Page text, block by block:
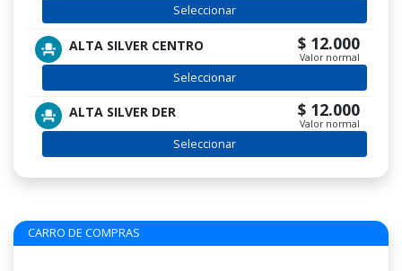
Seleccionar
ALTA SILVER CENTRO $ 12.000
Valor normal
Seleccionar
ALTA SILVER DER $ 12.000
Valor normal
Seleccionar
CARRO DE COMPRAS